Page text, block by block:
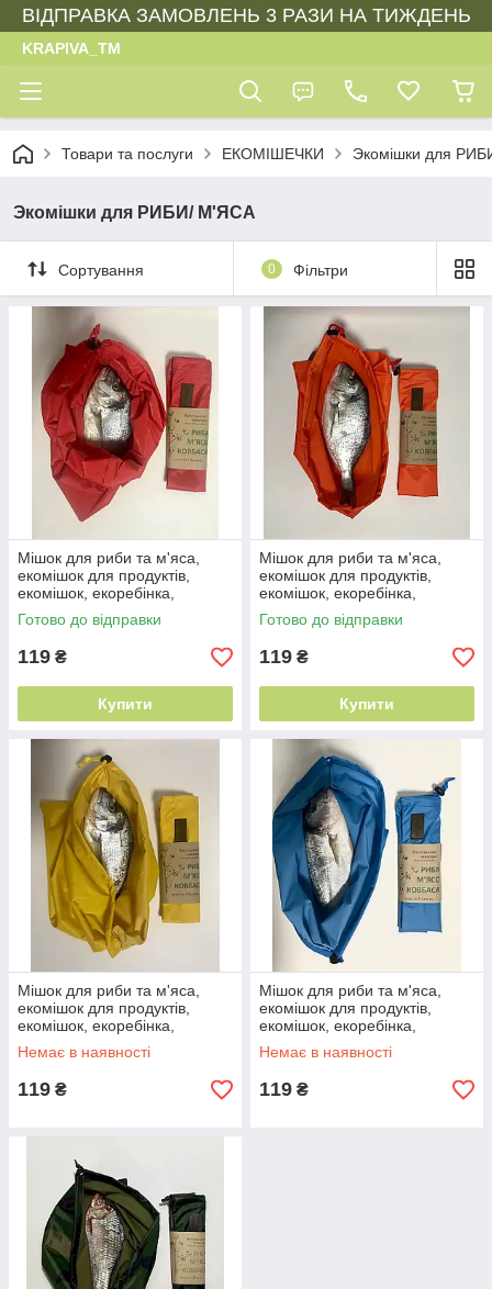
ВІДПРАВКА ЗАМОВЛЕНЬ 3 РАЗИ НА ТИЖДЕНЬ
KRAPIVA_TM
Товари та послуги ЕКОМІШЕЧКИ Экомішки для
Экомішки для РИБИ/ М'ЯСА
Сортування 0 Фільтри
Мішок для риби та м'яса,
екомішок для продуктів,
екомішок, екоребінка,
екодораба для рибі та м'яса
Готово до відправки
119 ₴
Купити
Мішок для риби та м'яса,
екомішок для продуктів,
екомішок, екоребінка,
екодораба для рибі та м'яса
Готово до відправки
119 ₴
Купити
Мішок для риби та м'яса,
екомішок для продуктів,
екомішок, екоребінка,
екодораба для рибі та м'яса
Немає в наявності
119 ₴
Мішок для риби та м'яса,
екомішок для продуктів,
екомішок, екоребінка,
екодораба для рибі та м'яса
Немає в наявності
119 ₴